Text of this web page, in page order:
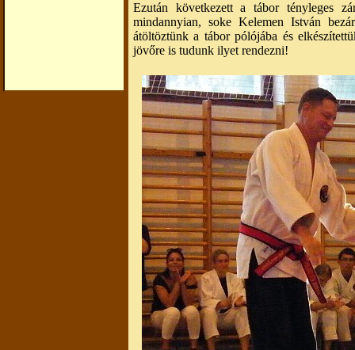
Ezután következett a tábor tényleges
mindannyian, soke Kelemen István
átöltöztünk a tábor pólójába és
jövőre is tudunk ilyet rendezni!